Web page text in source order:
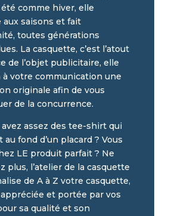
comme hiver, elle
aux saisons et fait
toutes générations
La casquette, c’est l’atout
de l’objet publicitaire, elle
à votre communication une
originale afin de vous
de la concurrence.
avez assez des tee-shirt qui
fond d’un placard ? Vous
LE produit parfait ? Ne
plus, l’atelier de la casquette
de A à Z votre casquette,
et portée par vos
sa qualité et son